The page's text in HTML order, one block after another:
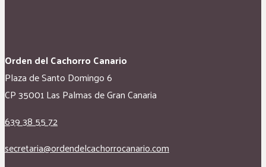
Orden del Cachorro Canario
Plaza de Santo Domingo 6
CP 35001 Las Palmas de Gran Canaria
639 38 55 72
secretaria@ordendelcachorrocanario.com